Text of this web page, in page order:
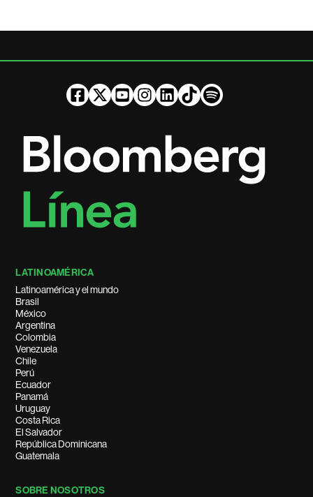
LATINOAMÉRICA
Latinoamérica y el mundo
Brasil
México
Argentina
Colombia
Venezuela
Chile
Perú
Ecuador
Panamá
Uruguay
Costa Rica
El Salvador
República Dominicana
Guatemala
SOBRE NOSOTROS